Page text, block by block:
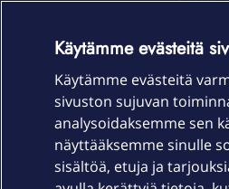
Laitteet & liittymät
Palvelut
Käytämme evästeitä
Käytämme evästeitä
sivuston sujuvan
analysoidaksemme sen
näyttääksemme sinulle
sisältöä, etuja ja